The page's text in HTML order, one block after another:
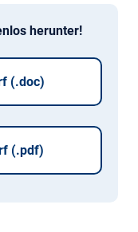
herunter!
(.doc)
(.pdf)